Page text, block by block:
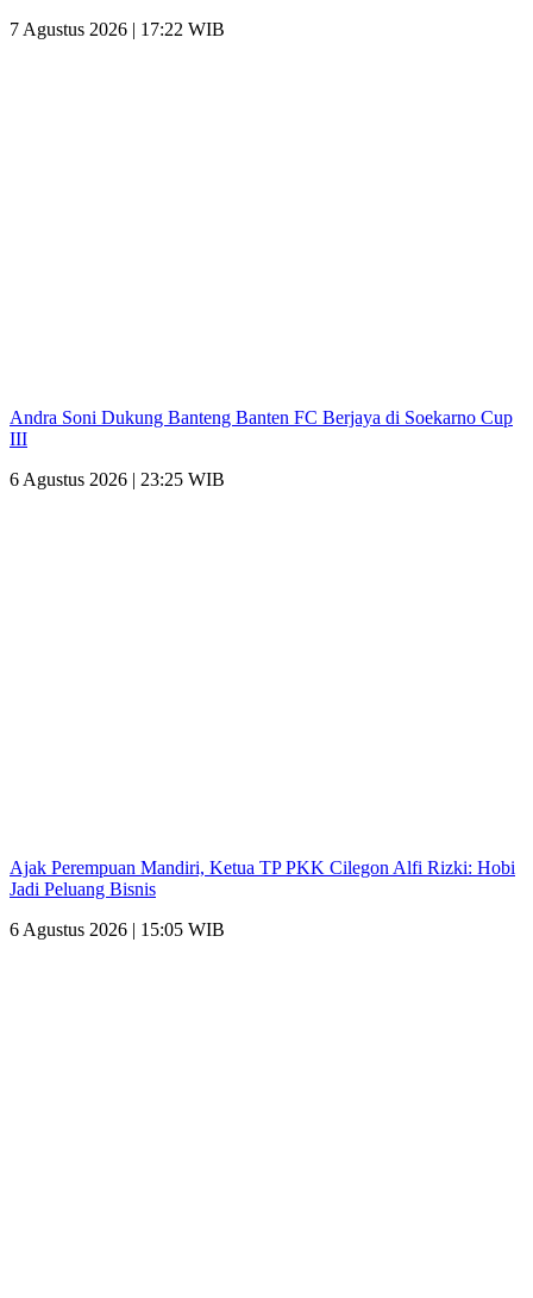
7 Agustus 2026 | 17:22 WIB
Andra Soni Dukung Banteng Banten FC Berjaya di Soekarno Cup
III
6 Agustus 2026 | 23:25 WIB
Ajak Perempuan Mandiri, Ketua TP PKK Cilegon Alfi Rizki: Hobi
Jadi Peluang Bisnis
6 Agustus 2026 | 15:05 WIB